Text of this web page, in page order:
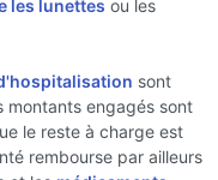
les lunettes ou les
sont
montants engagés sont
le reste à charge est
rembourse par ailleurs